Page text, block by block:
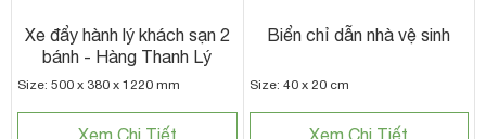
Xe đẩy hành lý khách sạn 2
bánh - Hàng Thanh Lý
Size: 500 x 380 x 1220 mm
Xem Chi Tiết
Biển chỉ dẫn nhà vệ sinh
Size: 40 x 20 cm
Xem Chi Tiết